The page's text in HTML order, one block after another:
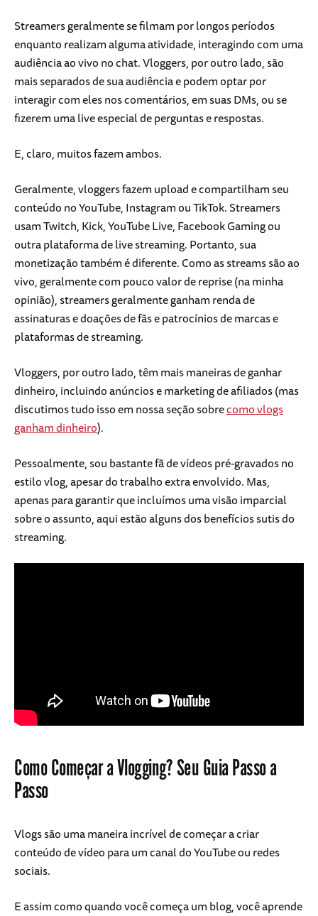
Streamers geralmente se filmam por longos períodos
enquanto realizam alguma atividade, interagindo com uma
audiência ao vivo no chat. Vloggers, por outro lado, são
mais separados de sua audiência e podem optar por
interagir com eles nos comentários, em suas DMs, ou se
fizerem uma live especial de perguntas e respostas.
E, claro, muitos fazem ambos.
Geralmente, vloggers fazem upload e compartilham seu
conteúdo no YouTube, Instagram ou TikTok. Streamers
usam Twitch, Kick, YouTube Live, Facebook Gaming ou
outra plataforma de live streaming. Portanto, sua
monetização também é diferente. Como as streams são ao
vivo, geralmente com pouco valor de reprise (na minha
opinião), streamers geralmente ganham renda de
assinaturas e doações de fãs e patrocínios de marcas e
plataformas de streaming.
Vloggers, por outro lado, têm mais maneiras de ganhar
dinheiro, incluindo anúncios e marketing de afiliados (mas
discutimos tudo isso em nossa seção sobrecomo vlogs
ganham dinheiro).
Pessoalmente, sou bastante fã de vídeos pré-gravados no
estilo vlog, apesar do trabalho extra envolvido. Mas,
apenas para garantir que incluímos uma visão imparcial
sobre o assunto, aqui estão alguns dos benefícios sutis do
streaming.
Como Começar a Vlogging? Seu Guia Passo a
Passo
Vlogs são uma maneira incrível de começar a criar
conteúdo de vídeo para um canal do YouTube ou redes
sociais.
E assim como quando você começa um blog, você aprende